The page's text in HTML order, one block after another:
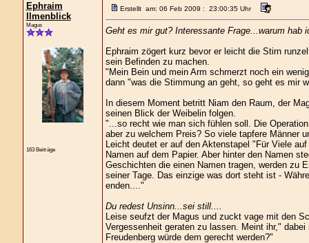
Ephraim
Ilmenblick
Magus
163 Beiträge
Erstellt am: 06 Feb 2009 : 23:00:35 Uhr
Geht es mir gut? Interessante Frage...warum hab
Ephraim zögert kurz bevor er leicht die Stirn
sein Befinden zu machen.
"Mein Bein und mein Arm schmerzt noch ein
dann "was die Stimmung an geht, so geht es mir
In diesem Moment betritt Niam den Raum, der
seinen Blick der Weibelin folgen.
"...so recht wie man sich fühlen soll. Die
aber zu welchem Preis? So viele tapfere Männer
Leicht deutet er auf den Aktenstapel "Für Viele
Namen auf dem Papier. Aber hinter den Namen
Geschichten die einen Namen tragen, werden zu
seiner Tage. Das einzige was dort steht ist -
enden...."
Du redest Unsinn...sei still....
Leise seufzt der Magus und zuckt vage mit den
Vergessenheit geraten zu lassen. Meint ihr,"
Freudenberg würde dem gerecht werden?"